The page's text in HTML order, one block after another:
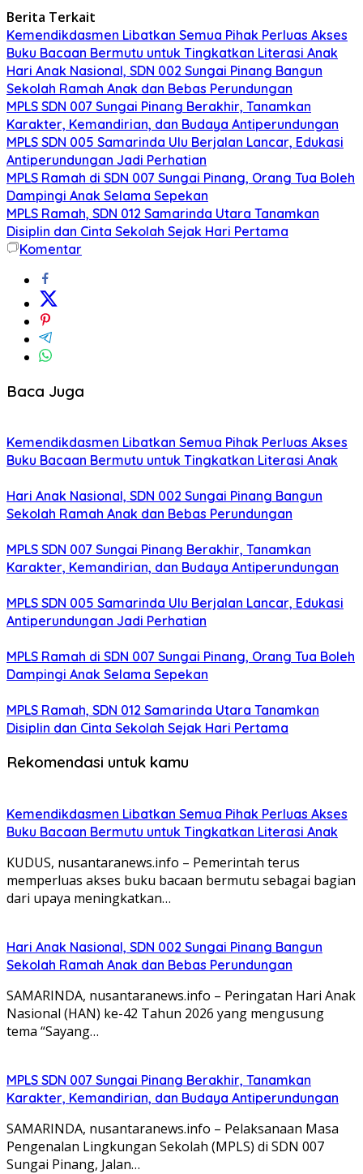
Berita Terkait
Kemendikdasmen Libatkan Semua Pihak Perluas Akses
Buku Bacaan Bermutu untuk Tingkatkan Literasi Anak
Hari Anak Nasional, SDN 002 Sungai Pinang Bangun
Sekolah Ramah Anak dan Bebas Perundungan
MPLS SDN 007 Sungai Pinang Berakhir, Tanamkan
Karakter, Kemandirian, dan Budaya Antiperundungan
MPLS SDN 005 Samarinda Ulu Berjalan Lancar, Edukasi
Antiperundungan Jadi Perhatian
MPLS Ramah di SDN 007 Sungai Pinang, Orang Tua Boleh
Dampingi Anak Selama Sepekan
MPLS Ramah, SDN 012 Samarinda Utara Tanamkan
Disiplin dan Cinta Sekolah Sejak Hari Pertama
Komentar
Baca Juga
Kemendikdasmen Libatkan Semua Pihak Perluas Akses
Buku Bacaan Bermutu untuk Tingkatkan Literasi Anak
Hari Anak Nasional, SDN 002 Sungai Pinang Bangun
Sekolah Ramah Anak dan Bebas Perundungan
MPLS SDN 007 Sungai Pinang Berakhir, Tanamkan
Karakter, Kemandirian, dan Budaya Antiperundungan
MPLS SDN 005 Samarinda Ulu Berjalan Lancar, Edukasi
Antiperundungan Jadi Perhatian
MPLS Ramah di SDN 007 Sungai Pinang, Orang Tua Boleh
Dampingi Anak Selama Sepekan
MPLS Ramah, SDN 012 Samarinda Utara Tanamkan
Disiplin dan Cinta Sekolah Sejak Hari Pertama
Rekomendasi untuk kamu
Kemendikdasmen Libatkan Semua Pihak Perluas Akses
Buku Bacaan Bermutu untuk Tingkatkan Literasi Anak
KUDUS, nusantaranews.info – Pemerintah terus
memperluas akses buku bacaan bermutu sebagai bagian
dari upaya meningkatkan…
Hari Anak Nasional, SDN 002 Sungai Pinang Bangun
Sekolah Ramah Anak dan Bebas Perundungan
SAMARINDA, nusantaranews.info – Peringatan Hari Anak
Nasional (HAN) ke-42 Tahun 2026 yang mengusung
tema “Sayang…
MPLS SDN 007 Sungai Pinang Berakhir, Tanamkan
Karakter, Kemandirian, dan Budaya Antiperundungan
SAMARINDA, nusantaranews.info – Pelaksanaan Masa
Pengenalan Lingkungan Sekolah (MPLS) di SDN 007
Sungai Pinang, Jalan…